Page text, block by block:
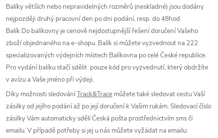
Balíky větších nebo nepravidelných rozměrů (neskladné) jsou dodány
nejpozději druhý pracovní den po dni podání, resp. do 48hod.
Balík Do balíkovny je cenově nejdostupnější řešení doručení Vašeho
zboží objednaného na e-shopu. Balík si můžete vyzvednout na 222
specializovaných výdejních místech Balíkovna po celé České republice.
Pro vydání balíku stačí sdělit pouze kód pro vyzvednutí, který obdržíte
v avízu a Vaše jméno při výdeji.
Díky možnosti sledováníTrack&Trace můžete také sledovat cestu Vaší
zásilky od jejího podání až po její doručení k Vašim rukám. Sledovací číslo
zásilky Vám automaticky sdělí Česká pošta prostřednictvím sms či
emailu. V případě potřeby si jej u nás můžete vyžádat na emailu: